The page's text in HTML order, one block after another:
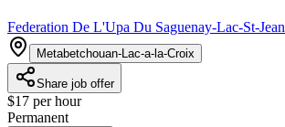
Federation De L'Upa Du Saguenay-Lac-St-Jean
Metabetchouan-Lac-a-la-Croix
Share job offer
$17 per hour
Permanent